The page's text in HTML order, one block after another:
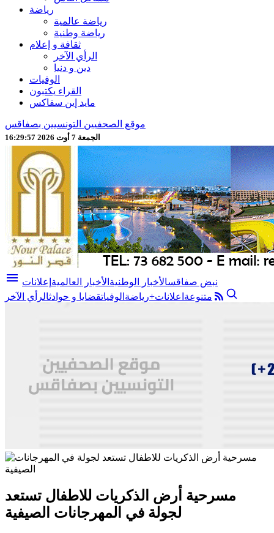
رياضة
رياضة عالمية
رياضة وطنية
ثقافة و إعلام
الرأي الآخر
دين و دنيا
الوفيات
القراء يكتبون
مايد إين سفاكس
موقع الصحفيين التونسيين بصفاقس
الجمعة 7 أوت 2026 16:29:59
menu نبض صفاقسالأخبار الوطنية الأخبار العالمية إعلانات
متنوعة اعلانات+رياضة الوفياتقضايا و حوادثالرأي الآخر
مسرحية أرض الذكريات للاطفال تستعد
لجولة في المهرجانات الصيفية